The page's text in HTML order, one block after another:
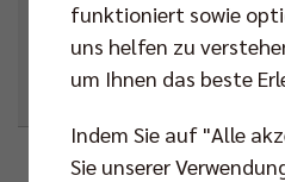
Ort
Google Outlook
funktioniert sowie
uns helfen zu
um Ihnen das beste
Indem Sie auf "Alle
Sie unserer